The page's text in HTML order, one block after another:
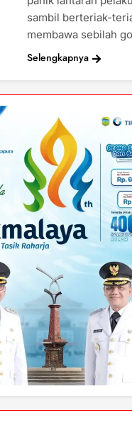
sambil berteriak-
membawa sebilah
Selengkapnya